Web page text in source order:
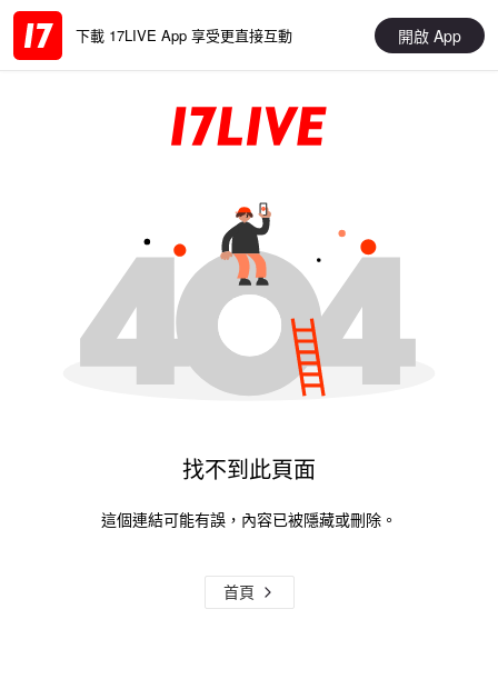
下載 17LIVE App 享受更直接互動 開啟 App
找不到此頁面
這個連結可能有誤，內容已被隱藏或刪除。
首頁